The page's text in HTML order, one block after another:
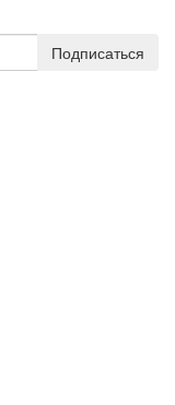
Подписаться